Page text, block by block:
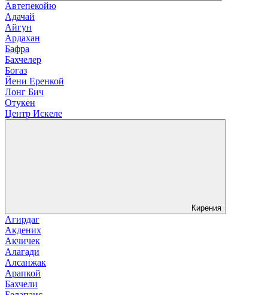
Автепекойю
Адачай
Айгун
Ардахан
Бафра
Бахчелер
Богаз
Йени Еренкой
Лонг Бич
Отукен
Центр Искеле
Кирения
Агирдаг
Акдених
Акчичек
Алагади
Алсанжак
Арапкой
Бахчели